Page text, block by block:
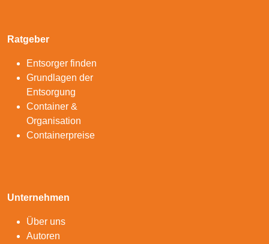
Ratgeber
Entsorger finden
Grundlagen der
Entsorgung
Container &
Organisation
Containerpreise
Unternehmen
Über uns
Autoren